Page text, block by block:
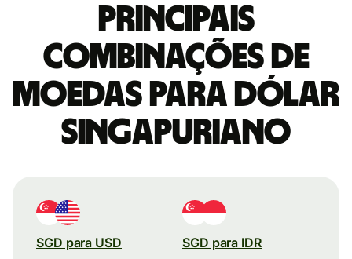
Principais
combinações de
moedas para Dólar
singapuriano
SGD para USD SGD para IDR